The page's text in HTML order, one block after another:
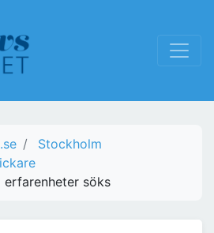
Stockholm
erfarenheter söks